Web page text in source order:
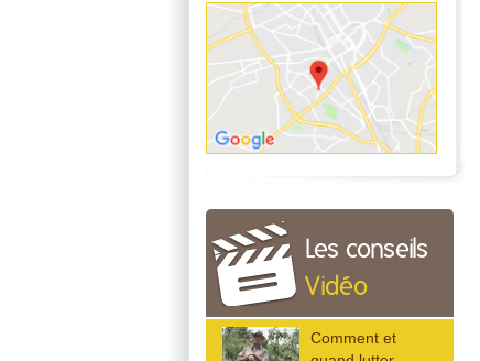
Les conseils
Vidéo
Comment et